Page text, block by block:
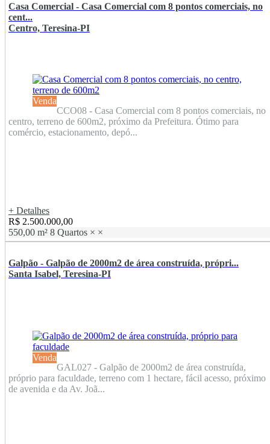
Casa Comercial - Casa Comercial com 8 pontos comerciais, no
cent...
Centro, Teresina-PI
Venda
CCO08 - Casa Comercial com 8 pontos comerciais, no
centro, terreno de 600m2, próximo da Prefeitura. Ótimo para
comércio, estacionamento, depó...
+ Detalhes
R$ 2.500.000,00
550,00 m² 8 Quartos × ×
Galpão - Galpão de 2000m2 de área construída, própri...
Santa Isabel, Teresina-PI
Venda
GAL027 - Galpão de 2000m2 de área construída,
próprio para faculdade, terreno com 1 hectare, fácil acesso, próximo
de avenida e da Av. Joã...